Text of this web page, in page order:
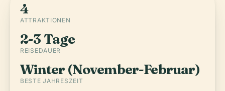
4
ATTRAKTIONEN
2-3 Tage
REISEDAUER
Winter (November-Februar)
BESTE JAHRESZEIT